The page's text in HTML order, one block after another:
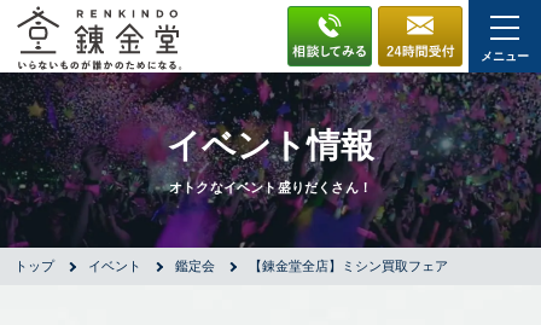
メニュー
イベント情報
オトクなイベント盛りだくさん！
トップ イベント 鑑定会 【錬金堂全店】ミシン買取フェア